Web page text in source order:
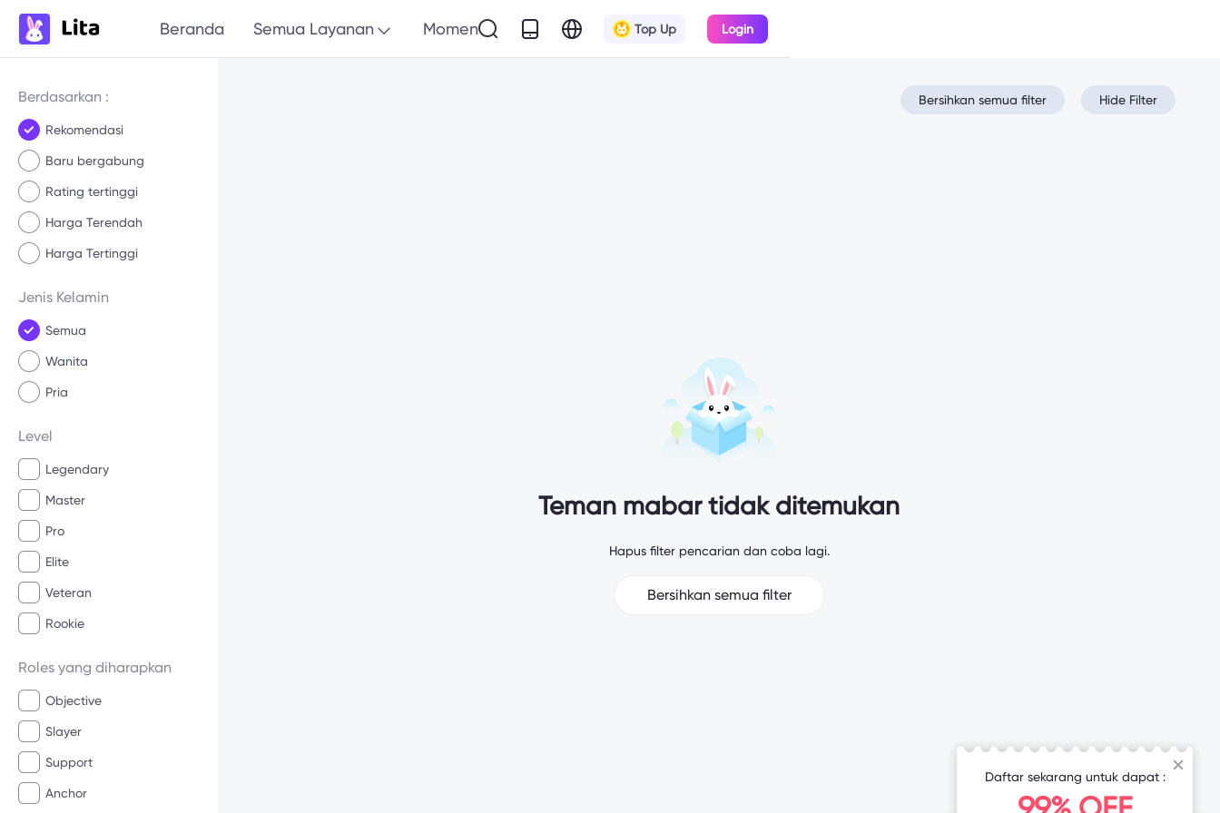
Beranda Semua Layanan Momen Top Up Login
Berdasarkan :
Rekomendasi
Baru bergabung
Rating tertinggi
Harga Terendah
Harga Tertinggi
Jenis Kelamin
Semua
Wanita
Pria
Level
Legendary
Master
Pro
Elite
Veteran
Rookie
Roles yang diharapkan
Objective
Slayer
Support
Anchor
Bersihkan semua filter Hide Filter
Teman mabar tidak ditemukan
Hapus filter pencarian dan coba lagi.
Bersihkan semua filter
Daftar sekarang untuk dapat :